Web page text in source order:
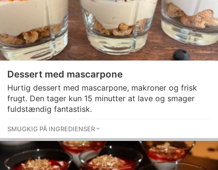
Dessert med mascarpone
Hurtig dessert med mascarpone, makroner og frisk
frugt. Den tager kun 15 minutter at lave og smager
fuldstændig fantastisk.
SMUGKIG PÅ INGREDIENSER